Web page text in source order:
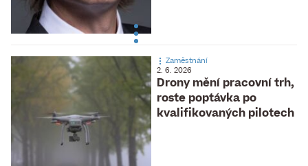
Drony mění pracovní trh,
roste poptávka po
kvalifikovaných pilotech
Zaměstnání
2. 6. 2026